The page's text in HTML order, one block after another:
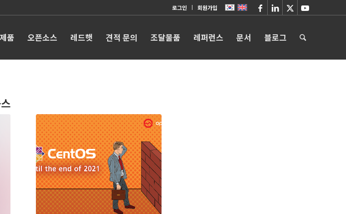
로그인 회원가입
제품 오픈소스 레드햇 견적 문의 조달물품 레퍼런스 문서 블로그